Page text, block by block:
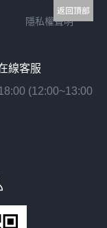
隱私權聲明
線客服
(12:00~13:00